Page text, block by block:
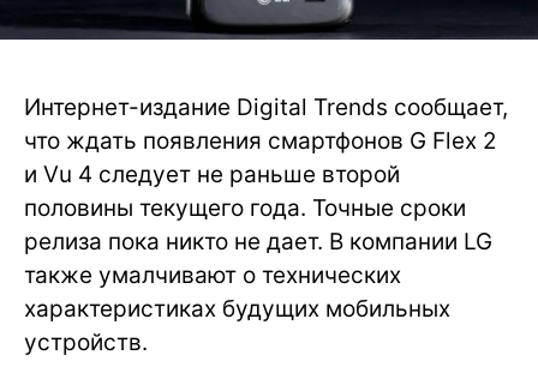
Интернет-издание Digital Trends сообщает,
что ждать появления смартфонов G Flex 2
и Vu 4 следует не раньше второй
половины текущего года. Точные сроки
релиза пока никто не дает. В компании LG
также умалчивают о технических
характеристиках будущих мобильных
устройств.